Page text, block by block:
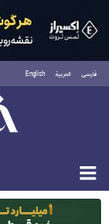
فارسی العربية English